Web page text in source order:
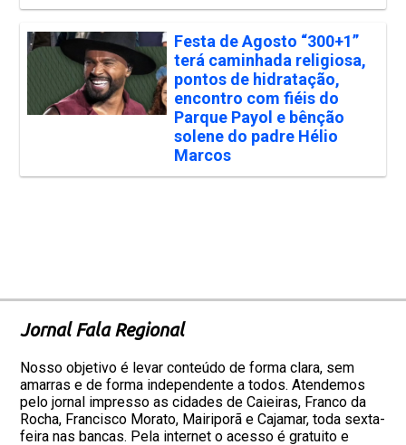
Festa de Agosto “300+1”
terá caminhada religiosa,
pontos de hidratação,
encontro com fiéis do
Parque Payol e bênção
solene do padre Hélio
Marcos
Jornal Fala Regional
Nosso objetivo é levar conteúdo de forma clara, sem
amarras e de forma independente a todos. Atendemos
pelo jornal impresso as cidades de Caieiras, Franco da
Rocha, Francisco Morato, Mairiporã e Cajamar, toda sexta-
feira nas bancas. Pela internet o acesso é gratuito e